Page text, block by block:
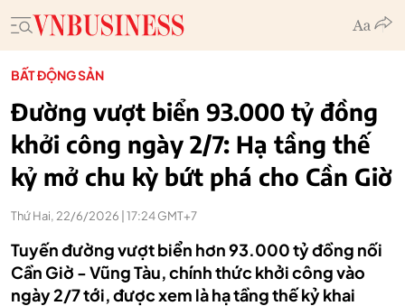
BẤT ĐỘNG SẢN
Đường vượt biển 93.000 tỷ đồng
khởi công ngày 2/7: Hạ tầng thế
kỷ mở chu kỳ bứt phá cho Cần Giờ
Thứ Hai, 22/6/2026 | 17:24 GMT+7
Tuyến đường vượt biển hơn 93.000 tỷ đồng nối
Cần Giờ - Vũng Tàu, chính thức khởi công vào
ngày 2/7 tới, được xem là hạ tầng thế kỷ khai